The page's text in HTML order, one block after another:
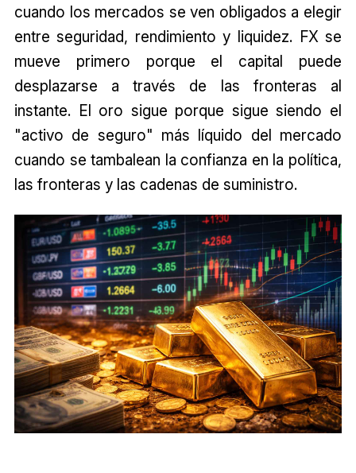
cuando los mercados se ven obligados a elegir
entre seguridad, rendimiento y liquidez. FX se
mueve primero porque el capital puede
desplazarse a través de las fronteras al
instante. El oro sigue porque sigue siendo el
"activo de seguro" más líquido del mercado
cuando se tambalean la confianza en la política,
las fronteras y las cadenas de suministro.